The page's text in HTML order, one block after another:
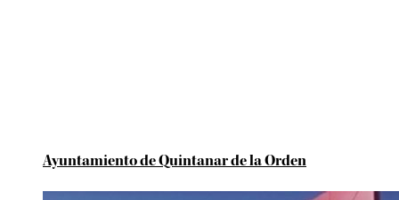
Ayuntamiento de Quintanar de la Orden